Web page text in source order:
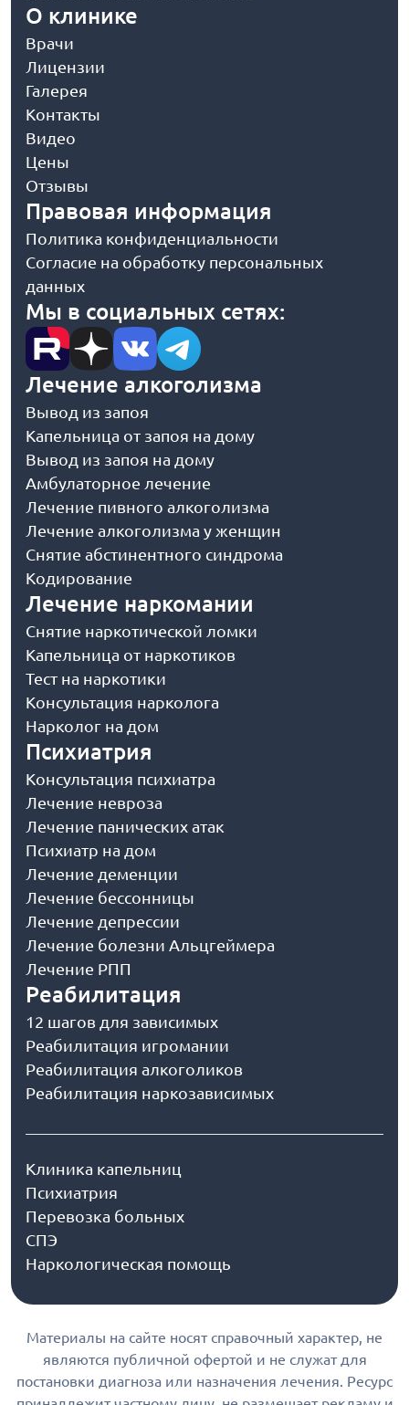
О клинике
Врачи
Лицензии
Галерея
Контакты
Видео
Цены
Отзывы
Правовая информация
Политика конфиденциальности
Согласие на обработку персональных
данных
Мы в социальных сетях:
Лечение алкоголизма
Вывод из запоя
Капельница от запоя на дому
Вывод из запоя на дому
Амбулаторное лечение
Лечение пивного алкоголизма
Лечение алкоголизма у женщин
Снятие абстинентного синдрома
Кодирование
Лечение наркомании
Снятие наркотической ломки
Капельница от наркотиков
Тест на наркотики
Консультация нарколога
Нарколог на дом
Психиатрия
Консультация психиатра
Лечение невроза
Лечение панических атак
Психиатр на дом
Лечение деменции
Лечение бессонницы
Лечение депрессии
Лечение болезни Альцгеймера
Лечение РПП
Реабилитация
12 шагов для зависимых
Реабилитация игромании
Реабилитация алкоголиков
Реабилитация наркозависимых
Клиника капельниц
Психиатрия
Перевозка больных
СПЭ
Наркологическая помощь
Материалы на сайте носят справочный характер, не
являются публичной офертой и не служат для
постановки диагноза или назначения лечения. Ресурс